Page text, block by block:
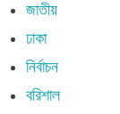
জাতীয়
ঢাকা
নির্বাচন
বরিশাল